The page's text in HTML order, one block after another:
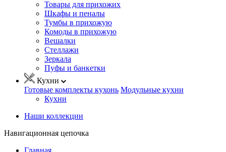
Товары для прихожих
Шкафы и пеналы
Тумбы в прихожую
Комоды в прихожую
Вешалки
Стеллажи
Зеркала
Пуфы и банкетки
Кухни
Готовые комплекты кухонь Модульные кухни
Кухни
Наши коллекции
Навигационная цепочка
Главная